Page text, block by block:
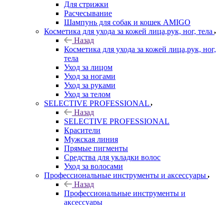
Для стрижки
Расчесывание
Шампунь для собак и кошек AMIGO
Косметика для ухода за кожей лица,рук, ног, тела
Назад
Косметика для ухода за кожей лица,рук, ног,
тела
Уход за лицом
Уход за ногами
Уход за руками
Уход за телом
SELECTIVE PROFESSIONAL
Назад
SELECTIVE PROFESSIONAL
Красители
Мужская линия
Прямые пигменты
Средства для укладки волос
Уход за волосами
Профессиональные инструменты и аксессуары
Назад
Профессиональные инструменты и
аксессуары